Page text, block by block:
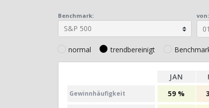
Benchmark: von:
normal trendbereinigt
JAN
Gewinn­häufig­keit 59 %